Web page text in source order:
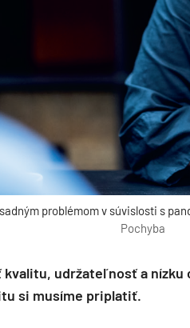
problémom v súvislosti s
Pochyba
kvalitu, udržateľnosť a nízku
si musíme priplatiť.